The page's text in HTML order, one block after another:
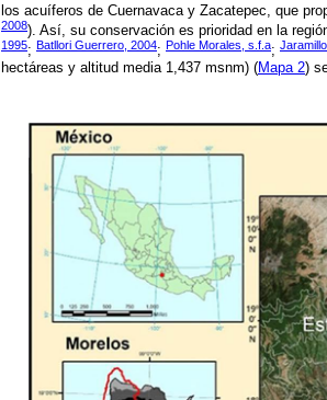
los acuíferos de Cuernavaca y Zacatepec, que
2008). Así, su conservación es prioridad en la
1995; Batllori Guerrero, 2004; Pohle Morales, s.f.a;
hectáreas y altitud media 1,437 msnm) (Mapa 2)